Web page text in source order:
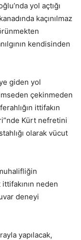
yol açtığı
kaçınılmaz
kendisinden
giden yol
çekinmeden
ittifakın
Kürt nefretini
olarak vücut
neden
deneyi
yapılacak,